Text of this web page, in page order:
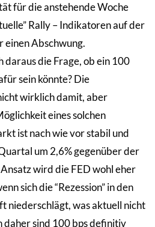
für die anstehende Woche
Rally – Indikatoren auf der
einen Abschwung.
daraus die Frage, ob ein 100
sein könnte? Die
wirklich damit, aber
eines solchen
ist nach wie vor stabil und
um 2,6% gegenüber der
wird die FED wohl eher
sich die “Rezession” in den
niederschlägt, was aktuell nicht
daher sind 100 bps definitiv